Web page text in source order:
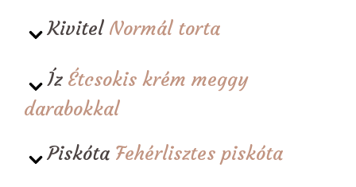
Kivitel Normál torta
Íz Étcsokis krém meggy
darabokkal
Piskóta Fehérlisztes piskóta